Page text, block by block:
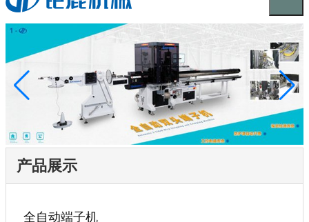
产品展示
全自动端子机